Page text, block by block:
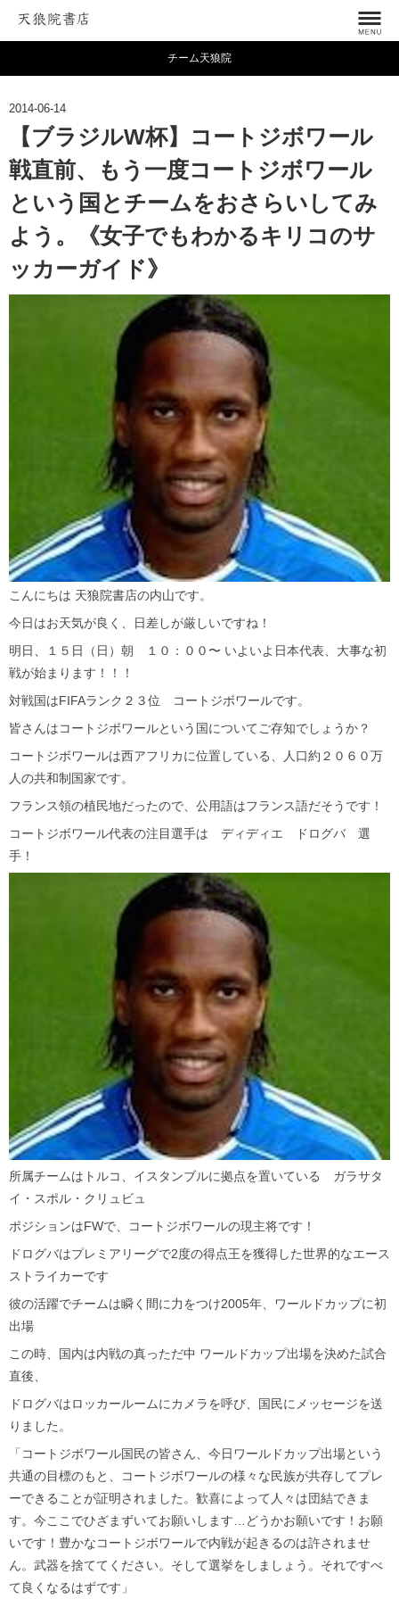
チーム天狼院
2014-06-14
【ブラジルW杯】コートジボワール
戦直前、もう一度コートジボワール
という国とチームをおさらいしてみ
よう。《女子でもわかるキリコのサ
ッカーガイド》
こんにちは 天狼院書店の内山です。
今日はお天気が良く、日差しが厳しいですね！
明日、１５日（日）朝 １０：００〜 いよいよ日本代表、大事な初
戦が始まります！！！
対戦国はFIFAランク２３位 コートジボワールです。
皆さんはコートジボワールという国についてご存知でしょうか？
コートジボワールは西アフリカに位置している、人口約２０６０万
人の共和制国家です。
フランス領の植民地だったので、公用語はフランス語だそうです！
コートジボワール代表の注目選手は ディディエ ドログバ 選
手！
所属チームはトルコ、イスタンブルに拠点を置いている ガラサタ
イ・スポル・クリュビュ
ポジションはFWで、コートジボワールの現主将です！
ドログバはプレミアリーグで2度の得点王を獲得した世界的なエース
ストライカーです
彼の活躍でチームは瞬く間に力をつけ2005年、ワールドカップに初
出場
この時、国内は内戦の真っただ中 ワールドカップ出場を決めた試合
直後、
ドログバはロッカールームにカメラを呼び、国民にメッセージを送
りました。
「コートジボワール国民の皆さん、今日ワールドカップ出場という
共通の目標のもと、コートジボワールの様々な民族が共存してプレ
ーできることが証明されました。歓喜によって人々は団結できま
す。今ここでひざまずいてお願いします…どうかお願いです！お願
いです！豊かなコートジボワールで内戦が起きるのは許されませ
ん。武器を捨ててください。そして選挙をしましょう。それですべ
て良くなるはずです」